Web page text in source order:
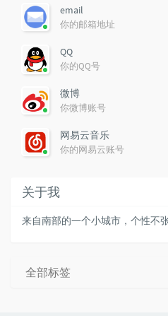
email
你的邮箱地址
QQ
你的QQ号
微博
你微博账号
网易云音乐
你的网易云账号
关于我
来自南部的一个小城市，个性不
全部标签